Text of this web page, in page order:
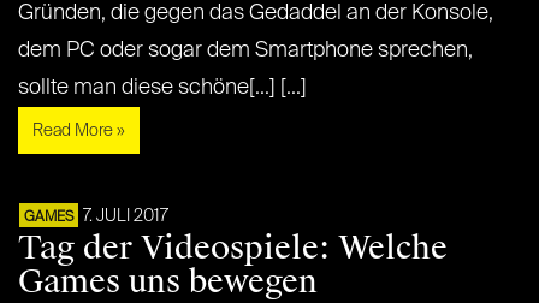
Gründen, die gegen das Gedaddel an der Konsole,
dem PC oder sogar dem Smartphone sprechen,
sollte man diese schöne[...] [...]
Read More »
GAMES 7. JULI 2017
Tag der Videospiele: Welche
Games uns bewegen